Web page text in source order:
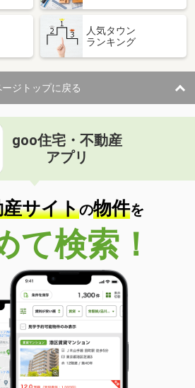
人気タウン
ランキング
ージトップに戻る
goo住宅・不動産
アプリ
サイトの物件を
て検索！